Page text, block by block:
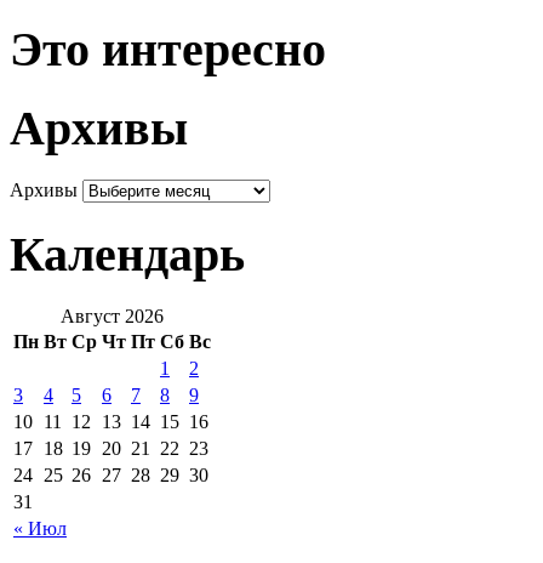
Это интересно
Архивы
Архивы
Календарь
Август 2026
Пн Вт Ср Чт Пт Сб Вс
« Июл
1
2
3
4 5 6 7 8
9
10 11 12 13 14 15 16
17 18 19 20 21 22 23
24 25 26 27 28 29 30
31